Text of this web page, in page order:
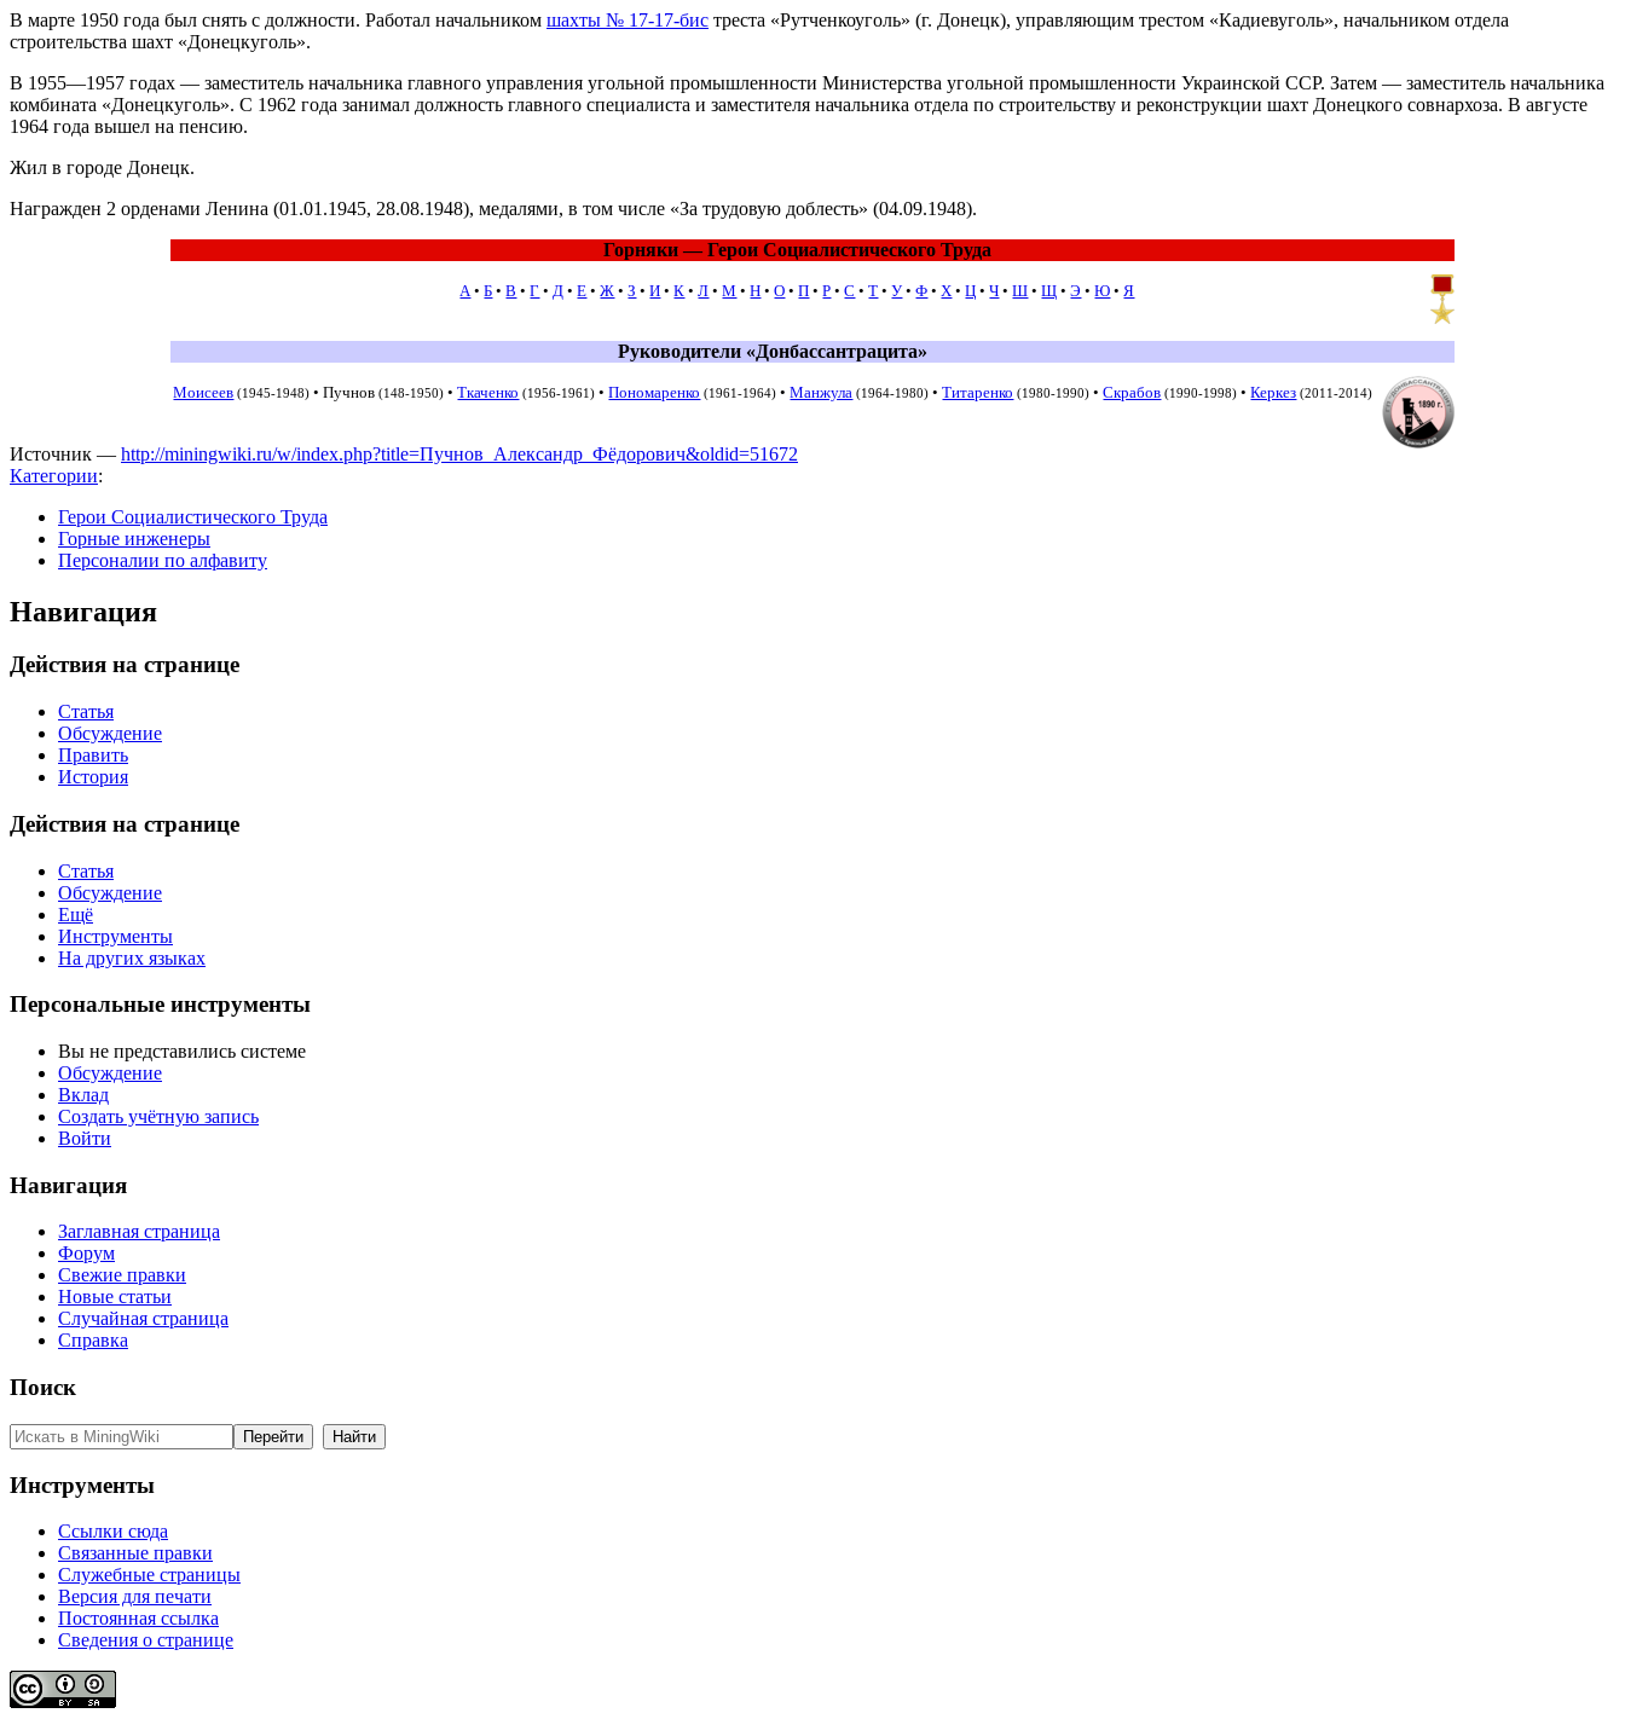
В марте 1950 года был снять с должности. Работал начальником шахты № 17-17-бис треста «Рутченкоуголь» (г. Донецк), управляющим трестом «Кадиевуголь», начальником отдела
строительства шахт «Донецкуголь».
В 1955—1957 годах — заместитель начальника главного управления угольной промышленности Министерства угольной промышленности Украинской ССР. Затем — заместитель начальника
комбината «Донецкуголь». С 1962 года занимал должность главного специалиста и заместителя начальника отдела по строительству и реконструкции шахт Донецкого совнархоза. В августе
1964 года вышел на пенсию.
Жил в городе Донецк.
Награжден 2 орденами Ленина (01.01.1945, 28.08.1948), медалями, в том числе «За трудовую доблесть» (04.09.1948).
Горняки — Герои Социалистического Труда
А•Б •В •Г •Д •Е •Ж •З •И •К •Л •М •Н •О •П •Р •С •Т •У •Ф •Х •Ц •Ч •Ш •Щ •Э •Ю •Я
Руководители «Донбассантрацита»
Моисеев (1945-1948) •Пучнов (148-1950) •Ткаченко (1956-1961) •Пономаренко (1961-1964) •Манжула (1964-1980) •Титаренко (1980-1990) •Скрабов (1990-1998) •Керкез (2011-2014)
Источник — http://miningwiki.ru/w/index.php?title=Пучнов_Александр_Фёдорович&oldid=51672
Категории:
Герои Социалистического Труда
Горные инженеры
Персоналии по алфавиту
Навигация
Действия на странице
Статья
Обсуждение
Править
История
Действия на странице
Статья
Обсуждение
Ещё
Инструменты
На других языках
Персональные инструменты
Вы не представились системе
Обсуждение
Вклад
Создать учётную запись
Войти
Навигация
Заглавная страница
Форум
Свежие правки
Новые статьи
Случайная страница
Справка
Поиск
Инструменты
Ссылки сюда
Связанные правки
Служебные страницы
Версия для печати
Постоянная ссылка
Сведения о странице